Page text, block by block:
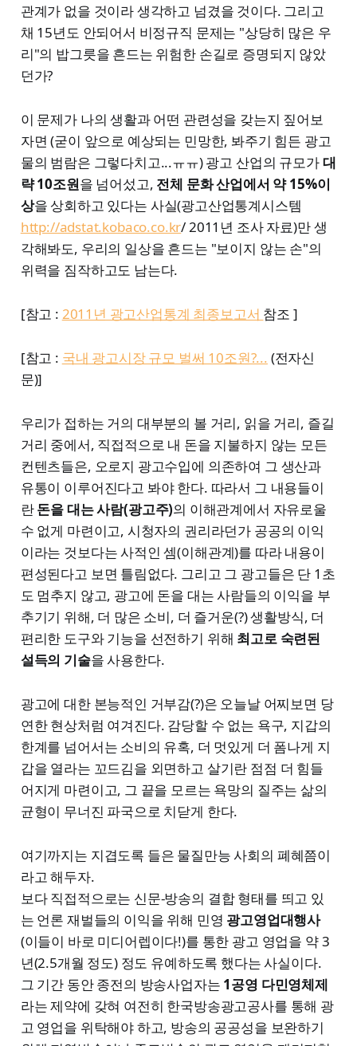
관계가 없을 것이라 생각하고 넘겼을 것이다. 그리고
채 15년도 안되어서 비정규직 문제는 "상당히 많은 우
리"의 밥그릇을 흔드는 위험한 손길로 증명되지 않았
던가?
이 문제가 나의 생활과 어떤 관련성을 갖는지 짚어보
자면 (굳이 앞으로 예상되는 민망한, 봐주기 힘든 광고
물의 범람은 그렇다치고...ㅠㅠ) 광고 산업의 규모가대
략 10조원을 넘어섰고, 전체 문화 산업에서 약 15%이
상을 상회하고 있다는 사실(광고산업통계시스템
http://adstat.kobaco.co.kr/ 2011년 조사 자료)만 생
각해봐도, 우리의 일상을 흔드는 "보이지 않는 손"의
위력을 짐작하고도 남는다.
[참고 : 2011년 광고산업통계 최종보고서 참조 ]
[참고 : 국내 광고시장 규모 벌써 10조원?... (전자신
문)]
우리가 접하는 거의 대부분의 볼 거리, 읽을 거리, 즐길
거리 중에서, 직접적으로 내 돈을 지불하지 않는 모든
컨텐츠들은, 오로지 광고수입에 의존하여 그 생산과
유통이 이루어진다고 봐야 한다. 따라서 그 내용들이
란돈을 대는 사람(광고주)의 이해관계에서 자유로울
수 없게 마련이고, 시청자의 권리라던가 공공의 이익
이라는 것보다는 사적인 셈(이해관계)를 따라 내용이
편성된다고 보면 틀림없다. 그리고 그 광고들은 단 1초
도 멈추지 않고, 광고에 돈을 대는 사람들의 이익을 부
추기기 위해, 더 많은 소비, 더 즐거운(?) 생활방식, 더
편리한 도구와 기능을 선전하기 위해 최고로 숙련된
설득의 기술을 사용한다.
광고에 대한 본능적인 거부감(?)은 오늘날 어찌보면 당
연한 현상처럼 여겨진다. 감당할 수 없는 욕구, 지갑의
한계를 넘어서는 소비의 유혹, 더 멋있게 더 폼나게 지
갑을 열라는 꼬드김을 외면하고 살기란 점점 더 힘들
어지게 마련이고, 그 끝을 모르는 욕망의 질주는 삶의
균형이 무너진 파국으로 치닫게 한다.
여기까지는 지겹도록 들은 물질만능 사회의 폐혜쯤이
라고 해두자.
보다 직접적으로는 신문-방송의 결합 형태를 띄고 있
는 언론 재벌들의 이익을 위해 민영 광고영업대행사
(이들이 바로 미디어렙이다!)를 통한 광고 영업을 약 3
년(2.5개월 정도) 정도 유예하도록 했다는 사실이다.
그 기간 동안 종전의 방송사업자는 1공영 다민영체제
라는 제약에 갖혀 여전히 한국방송광고공사를 통해 광
고 영업을 위탁해야 하고, 방송의 공공성을 보완하기